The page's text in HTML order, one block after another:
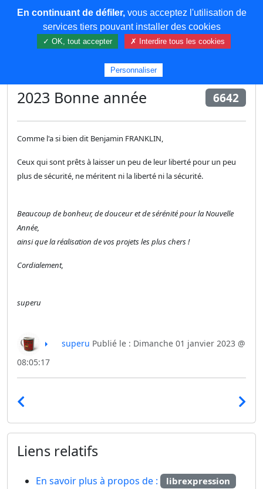
COREMA
2023 Bonne année 6642
Comme l'a si bien dit Benjamin FRANKLIN,
Ceux qui sont prêts à laisser un peu de leur liberté pour un peu
plus de sécurité, ne méritent ni la liberté ni la sécurité.
Beaucoup de bonheur, de douceur et de sérénité pour la Nouvelle
Année,
ainsi que la réalisation de vos projets les plus chers !
Cordialement,
superu
superu Publié le : Dimanche 01 janvier 2023 @
08:05:17
Liens relatifs
En savoir plus à propos de : librexpression
En continuant de défiler,vous acceptez l'utilisation de
services tiers pouvant installer des cookies
✓ OK, tout accepter ✗ Interdire tous les cookies
Personnaliser